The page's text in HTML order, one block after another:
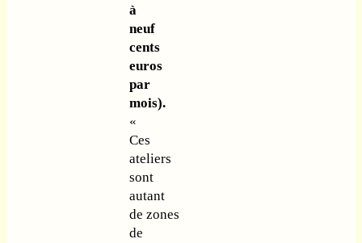
à
neuf
cents
euros
par
mois).
«
Ces
ateliers
sont
autant
de zones
de